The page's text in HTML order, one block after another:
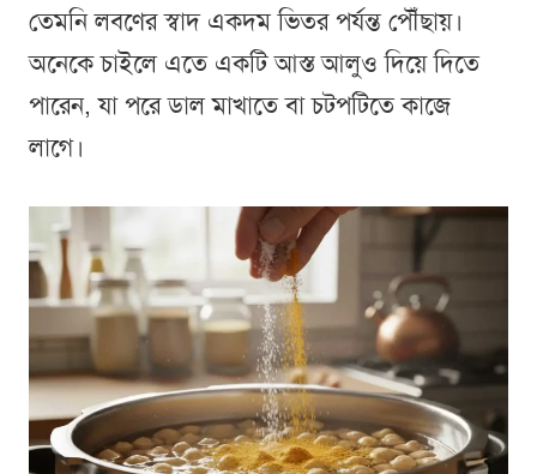
তেমনি লবণের স্বাদ একদম ভিতর পর্যন্ত পৌঁছায়।
অনেকে চাইলে এতে একটি আস্ত আলুও দিয়ে দিতে
পারেন, যা পরে ডাল মাখাতে বা চটপটিতে কাজে
লাগে।